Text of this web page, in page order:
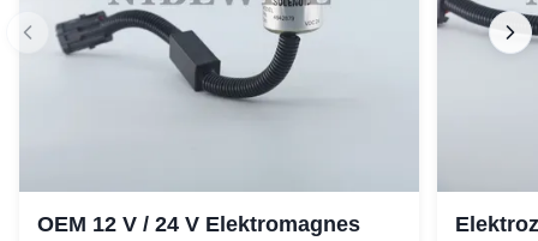
OEM 12 V / 24 V Elektromagnes